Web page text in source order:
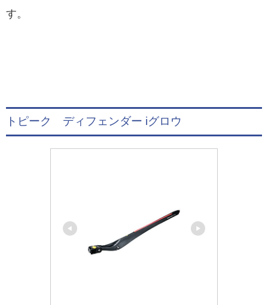
す。
トピーク ディフェンダー iグロウ